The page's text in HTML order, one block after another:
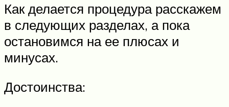
Как делается процедура расскажем
в следующих разделах, а пока
остановимся на ее плюсах и
минусах.
Достоинства: